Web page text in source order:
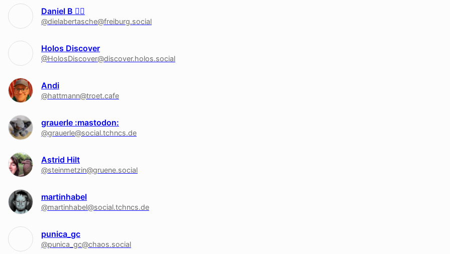
Daniel B 🏳‍🌈
@dielabertasche@freiburg.social
Holos Discover
@HolosDiscover@discover.holos.social
Andi
@hattmann@troet.cafe
grauerle :mastodon:
@grauerle@social.tchncs.de
Astrid Hilt
@steinmetzin@gruene.social
martinhabel
@martinhabel@social.tchncs.de
punica_gc
@punica_gc@chaos.social